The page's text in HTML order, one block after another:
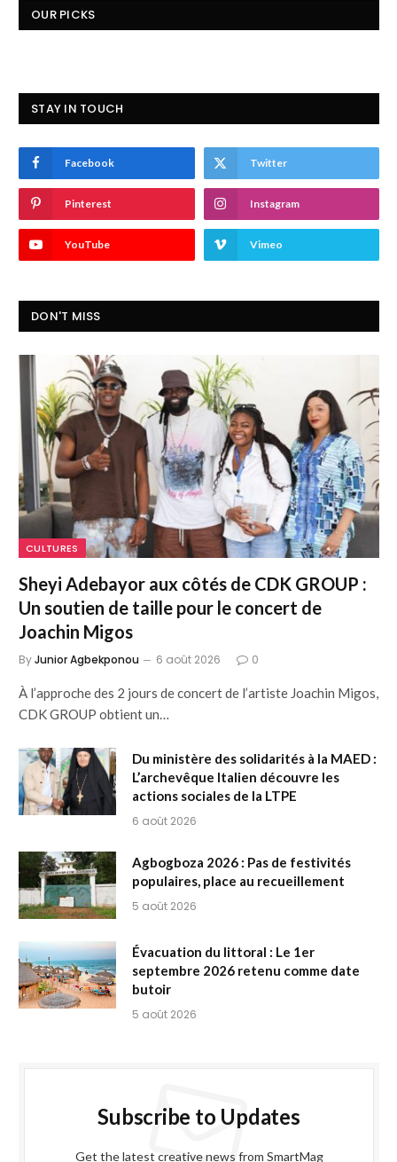
OUR PICKS
STAY IN TOUCH
Facebook Twitter
Pinterest Instagram
YouTube Vimeo
DON'T MISS
CULTURES
Sheyi Adebayor aux côtés de CDK GROUP :
Un soutien de taille pour le concert de
Joachin Migos
ByJunior Agbekponou 6 août 2026 0
À l’approche des 2 jours de concert de l’artiste Joachin Migos,
CDK GROUP obtient un…
Du ministère des solidarités à la MAED :
L’archevêque Italien découvre les
actions sociales de la LTPE
6 août 2026
Agbogboza 2026 : Pas de festivités
populaires, place au recueillement
5 août 2026
Évacuation du littoral : Le 1er
septembre 2026 retenu comme date
butoir
5 août 2026
Subscribe to Updates
Get the latest creative news from SmartMag